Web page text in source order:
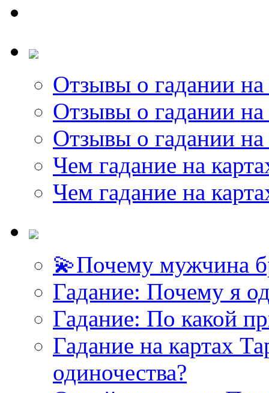
Отзывы о гадании на
Отзывы о гадании на
Отзывы о гадании на
Чем гадание на
Чем гадание на
💫Почему мужчина
Гадание: Почему я
Гадание: По какой
Гадание на картах
одиночества?